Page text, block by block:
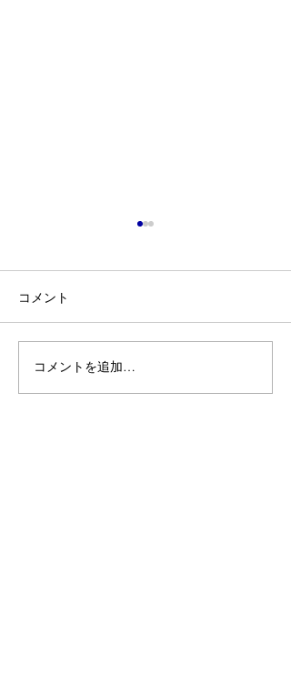
某保養所 養老郡 ＃17
コメント
コメントを追加…